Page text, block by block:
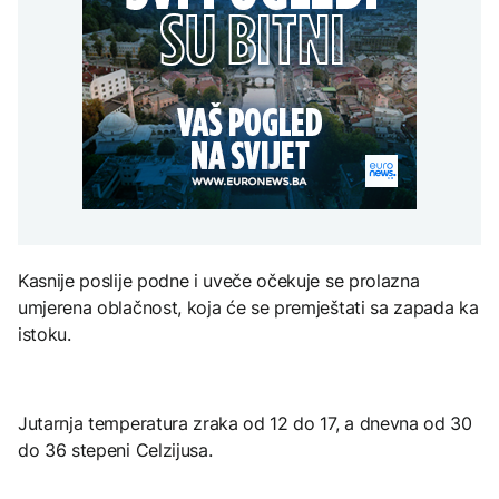
zatvorena obilaznica
uputstva za skreniranje
AKTUELNO
Požar se širi Bijeljinom,
zatvorena obilaznica
AKTUELNO
Plan da se u Crnoj Gori
prave centri za prihvat
migranata? Spajić:
Nismo vodili pregovore
Hirošima obilježava
godišnjicu atomskog
bombardovanja: Poziv
na ukidanje nuklearnog
oružja
FOKUS
Žedni za novcem: Koje bi
nove poreze EU mogla
uvesti od 2028. godine?
spektakl “Brechtovi
duhovi”
TEHNOLOGIJA
Dio rakete SpaceX
velikom brzinom pada
na Mjesec
Britanska kraljevska
kovnica iz elektronskog
Kasnije poslije podne i uveče očekuje se prolazna
umjerena oblačnost, koja će se premještati sa zapada ka
istoku.
Jutarnja temperatura zraka od 12 do 17, a dnevna od 30
do 36 stepeni Celzijusa.